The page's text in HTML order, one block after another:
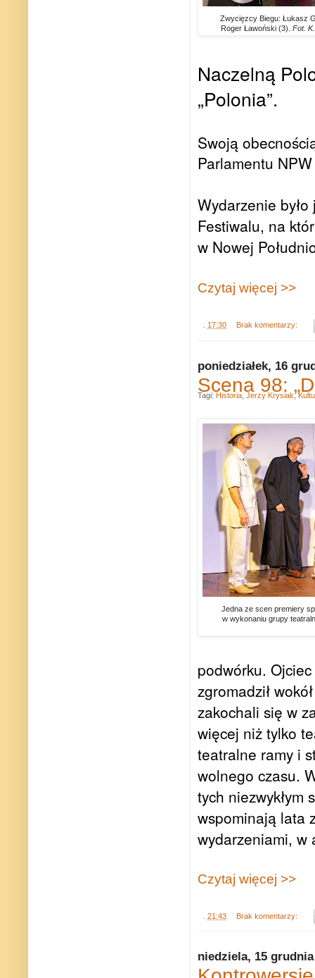
Zwycięzcy Biegu: Łukasz
Roger Ławoński (3). Fot.
Naczelną
„Polonia”.
Swoją
Parlamentu
Wydarzenie
Festiwalu, na
w Nowej
Czytaj więcej >>
17:30 Brak komentarzy:
poniedziałek, 16
Scena 98:
Jedna ze scen premiery
w wykonaniu grupy
podwórku.
zgromadził
zakochali się w
więcej niż tylko
teatralne ramy i
wolnego czasu.
tych niezwykłym
wspominają lata
wydarzeniami, w
Czytaj więcej >>
21:43 Brak komentarzy:
Tagi: Historia Jerzy Krysiak,
niedziela, 15 grudnia